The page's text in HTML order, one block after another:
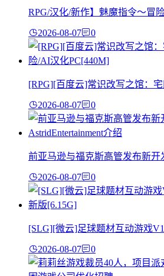
RPG/汉化/新作】魅魔指令～冒
2026-08-07 0
[RPG][百度云]常识改写之馆：
2026-08-07 0
前亚马逊与福克斯高管发布新
2026-08-07 0
[SLG][微云]足球题材互动游戏
2026-08-07 0